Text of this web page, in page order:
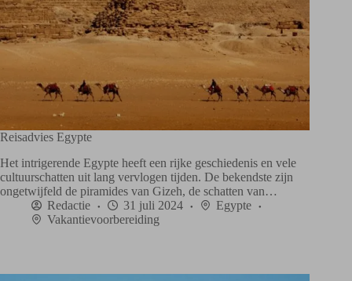
Reisadvies Egypte
Het intrigerende Egypte heeft een rijke geschiedenis en vele
cultuurschatten uit lang vervlogen tijden. De bekendste zijn
ongetwijfeld de piramides van Gizeh, de schatten van…
Redactie
31 juli 2024
Egypte
Vakantievoorbereiding